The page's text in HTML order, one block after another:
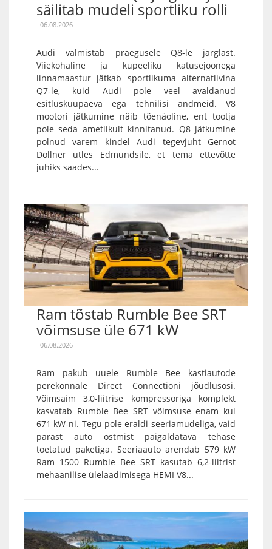
säilitab mudeli sportliku rolli
06.08.2026
Audi valmistab praegusele Q8-le järglast.
Viiekohaline ja kupeeliku katusejoonega
linnamaastur jätkab sportlikuma alternatiivina
Q7-le, kuid Audi pole veel avaldanud
esitluskuupäeva ega tehnilisi andmeid. V8
mootori jätkumine näib tõenäoline, ent tootja
pole seda ametlikult kinnitanud. Q8 jätkumine
polnud varem kindel Audi tegevjuht Gernot
Döllner ütles Edmundsile, et tema ettevõtte
juhiks saades...
Ram tõstab Rumble Bee SRT
võimsuse üle 671 kW
06.08.2026
Ram pakub uuele Rumble Bee kastiautode
perekonnale Direct Connectioni jõudlusosi.
Võimsaim 3,0-liitrise kompressoriga komplekt
kasvatab Rumble Bee SRT võimsuse enam kui
671 kW-ni. Tegu pole eraldi seeriamudeliga, vaid
pärast auto ostmist paigaldatava tehase
toetatud paketiga. Seeriaauto arendab 579 kW
Ram 1500 Rumble Bee SRT kasutab 6,2-liitrist
mehaanilise ülelaadimisega HEMI V8...